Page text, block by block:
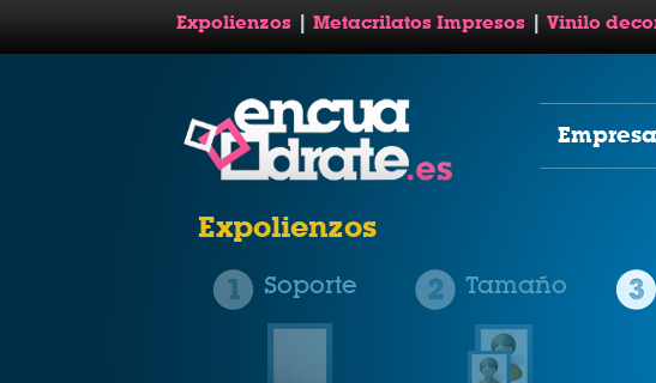
Expolienzos Metacrilatos Impresos Vinilo
Empresa
Expolienzos
Soporte Tamaño